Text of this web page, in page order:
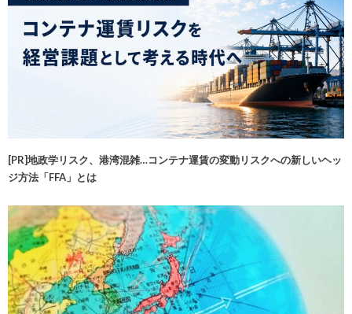
[PR]地政学リスク、港湾混雑…コンテナ運賃の変動リスクへの新しいヘッ
ジ方法「FFA」とは